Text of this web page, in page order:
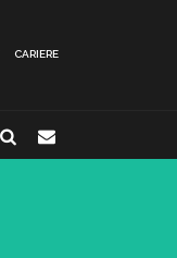
CARIERE